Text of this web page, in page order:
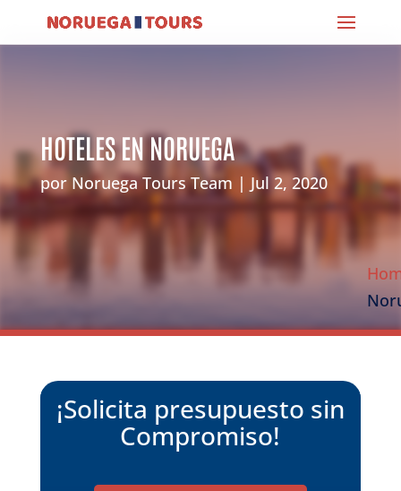
HOTELES EN NORUEGA
por Noruega Tours Team Jul 2, 2020
¡Solicita presupuesto sin
Compromiso!